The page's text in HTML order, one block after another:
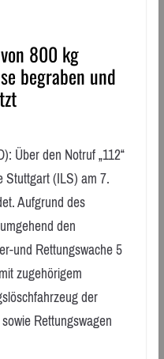
800 kg
begraben und
Über den Notruf „112“
(ILS) am 7.
Aufgrund des
den
und Rettungswache 5
zugehörigem
der
Rettungswagen